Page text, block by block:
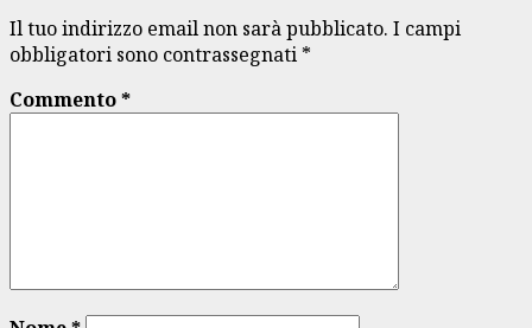
Il tuo indirizzo email non sarà pubblicato. I campi
obbligatori sono contrassegnati *
Commento*